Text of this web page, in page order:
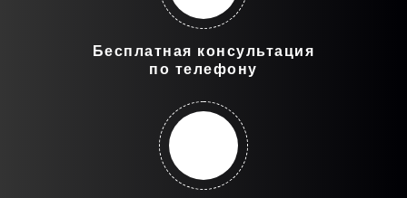
Бесплатная консультация
по телефону